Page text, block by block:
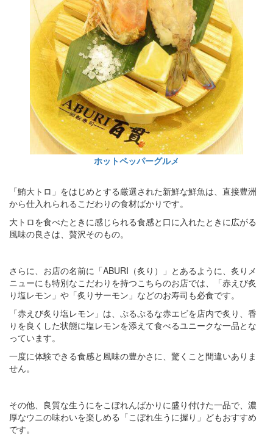
ホットペッパーグルメ
「鮪大トロ」をはじめとする厳選された新鮮な鮮魚は、直接豊洲
から仕入れられるこだわりの食材ばかりです。
大トロを食べたときに感じられる食感と口に入れたときに広がる
風味の良さは、贅沢そのもの。
さらに、お店の名前に「ABURI（炙り）」とあるように、炙りメ
ニューにも特別なこだわりを持つこちらのお店では、「赤えび炙
り塩レモン」や「炙りサーモン」などのお寿司も必食です。
「赤えび炙り塩レモン」は、ぷるぷるな赤エビを店内で炙り、香
りを良くした状態に塩レモンを添えて食べるユニークな一品とな
っています。
一度に体験できる食感と風味の豊かさに、驚くこと間違いありま
せん。
その他、良質な生うにをこぼれんばかりに盛り付けた一品で、濃
厚なウニの味わいを楽しめる「こぼれ生うに握り」どもおすすめ
です。